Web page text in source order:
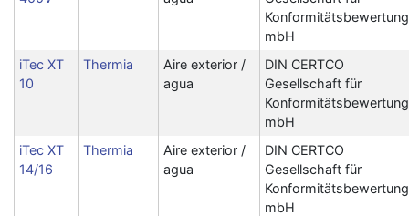
Konformitätsbewertung
mbH
iTec XT
10
Thermia
Aire exterior /
agua
DIN CERTCO
Gesellschaft für
Konformitätsbewertung
mbH
iTec XT
14/16
Thermia
Aire exterior /
agua
DIN CERTCO
Gesellschaft für
Konformitätsbewertung
mbH